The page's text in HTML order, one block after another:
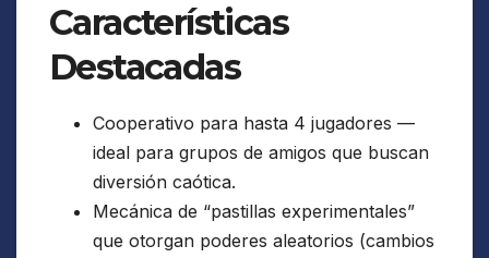
Características
Destacadas
Cooperativo para hasta 4 jugadores —
ideal para grupos de amigos que buscan
diversión caótica.
Mecánica de “pastillas experimentales”
que otorgan poderes aleatorios (cambios